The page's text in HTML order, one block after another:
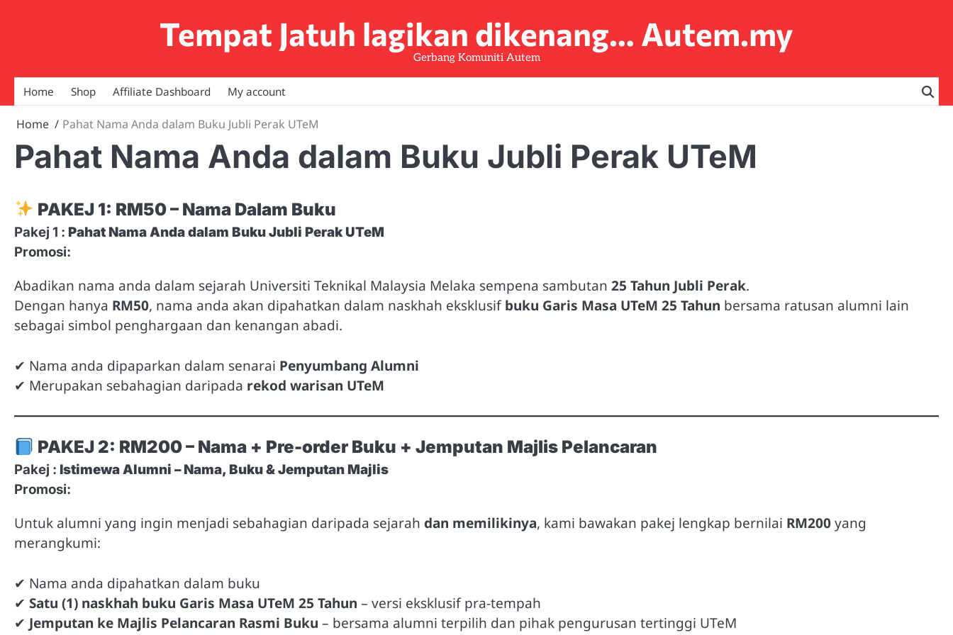
Tempat Jatuh lagikan dikenang… Autem.my
Gerbang Komuniti Autem
Home Shop Affiliate Dashboard My account
Home Pahat Nama Anda dalam Buku Jubli Perak UTeM
Pahat Nama Anda dalam Buku Jubli Perak UTeM
PAKEJ 1: RM50 – Nama Dalam Buku
Pakej 1 : Pahat Nama Anda dalam Buku Jubli Perak UTeM
Promosi:
Abadikan nama anda dalam sejarah Universiti Teknikal Malaysia Melaka sempena sambutan 25 Tahun Jubli Perak.
Dengan hanya RM50, nama anda akan dipahatkan dalam naskhah eksklusifbuku Garis Masa UTeM 25 Tahun bersama ratusan alumni lain
sebagai simbol penghargaan dan kenangan abadi.
✔ Nama anda dipaparkan dalam senarai Penyumbang Alumni
✔ Merupakan sebahagian daripada rekod warisan UTeM
PAKEJ 2: RM200 – Nama + Pre-order Buku + Jemputan Majlis Pelancaran
Pakej : Istimewa Alumni – Nama, Buku & Jemputan Majlis
Promosi:
Untuk alumni yang ingin menjadi sebahagian daripada sejarah dan memilikinya, kami bawakan pakej lengkap bernilai RM200yang
merangkumi:
✔ Nama anda dipahatkan dalam buku
✔ Satu (1) naskhah buku Garis Masa UTeM 25 Tahun – versi eksklusif pra-tempah
✔ Jemputan ke Majlis Pelancaran Rasmi Buku – bersama alumni terpilih dan pihak pengurusan tertinggi UTeM